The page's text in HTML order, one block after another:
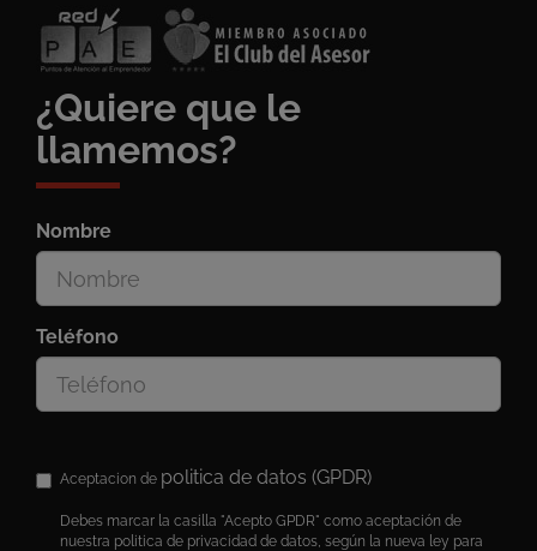
¿Quiere que le
llamemos?
Nombre
Teléfono
Aceptacion de politica de datos (GPDR)
Debes marcar la casilla "Acepto GPDR" como aceptación de
nuestra politica de privacidad de datos, según la nueva ley para